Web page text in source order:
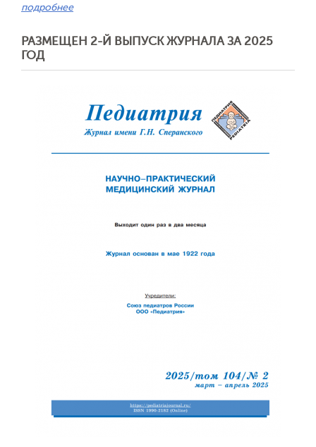
подробнее
РАЗМЕЩЕН 2-Й ВЫПУСК ЖУРНАЛА ЗА 2025
ГОД